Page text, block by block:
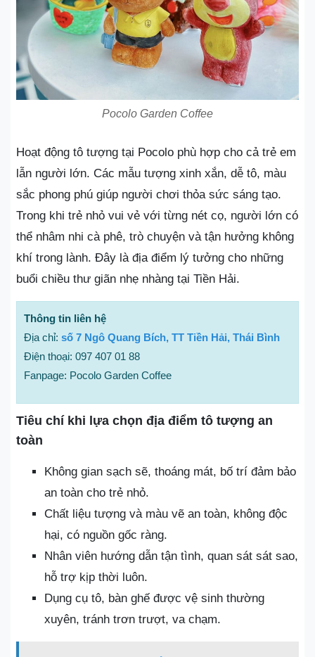
Pocolo Garden Coffee
Hoạt động tô tượng tại Pocolo phù hợp cho cả trẻ em
lẫn người lớn. Các mẫu tượng xinh xắn, dễ tô, màu
sắc phong phú giúp người chơi thỏa sức sáng tạo.
Trong khi trẻ nhỏ vui vẻ với từng nét cọ, người lớn có
thể nhâm nhi cà phê, trò chuyện và tận hưởng không
khí trong lành. Đây là địa điểm lý tưởng cho những
buổi chiều thư giãn nhẹ nhàng tại Tiền Hải.
Thông tin liên hệ
Địa chỉ: số 7 Ngô Quang Bích, TT Tiền Hải, Thái Bình
Điện thoại: 097 407 01 88
Fanpage: Pocolo Garden Coffee
Tiêu chí khi lựa chọn địa điểm tô tượng an
toàn
Không gian sạch sẽ, thoáng mát, bố trí đảm bảo
an toàn cho trẻ nhỏ.
Chất liệu tượng và màu vẽ an toàn, không độc
hại, có nguồn gốc ràng.
Nhân viên hướng dẫn tận tình, quan sát sát sao,
hỗ trợ kịp thời luôn.
Dụng cụ tô, bàn ghế được vệ sinh thường
xuyên, tránh trơn trượt, va chạm.